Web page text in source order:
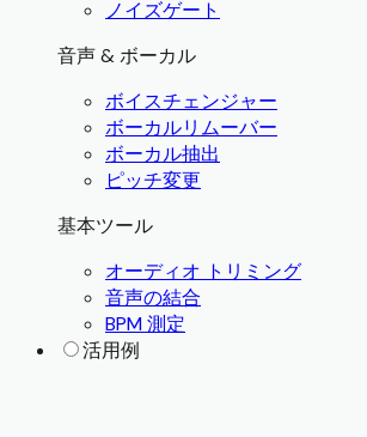
ノイズゲート
音声 & ボーカル
ボイスチェンジャー
ボーカルリムーバー
ボーカル抽出
ピッチ変更
基本ツール
オーディオ トリミング
音声の結合
BPM 測定
活用例